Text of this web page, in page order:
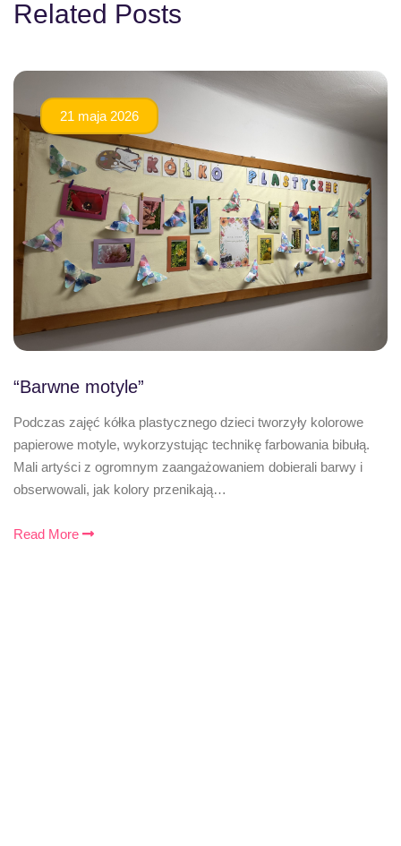
Related Posts
21 maja 2026
“Barwne motyle”
Podczas zajęć kółka plastycznego dzieci tworzyły kolorowe
papierowe motyle, wykorzystując technikę farbowania bibułą.
Mali artyści z ogromnym zaangażowaniem dobierali barwy i
obserwowali, jak kolory przenikają…
Read More